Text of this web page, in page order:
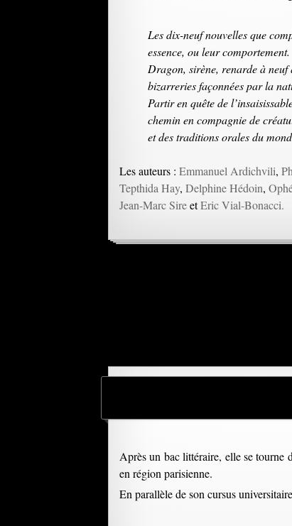
Les dix-neuf nouvelles que
essence, ou leur comportement.
Dragon, sirène, renarde à
bizarreries façonnées par la
Partir en quête de
chemin en compagnie de
et des traditions orales du
Les auteurs : Emmanuel Ardichvili,
Tepthida Hay, Delphine Hédoin,
Jean-Marc SireetEric Vial-Bonacci.
Après un bac littéraire, elle se tourne
en région parisienne.
En parallèle de son cursus